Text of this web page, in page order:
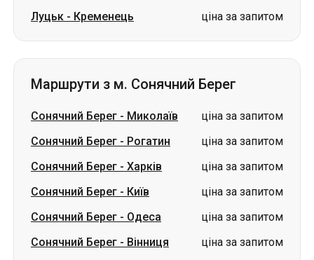
Луцьк - Кременець ціна за запитом
Маршрути з м. Сонячний Берег
Сонячний Берег - Миколаїв
ціна за запитом
Сонячний Берег - Рогатин
ціна за запитом
Сонячний Берег - Харків
ціна за запитом
Сонячний Берег - Київ
ціна за запитом
Сонячний Берег - Одеса
ціна за запитом
Сонячний Берег - Вінниця
ціна за запитом